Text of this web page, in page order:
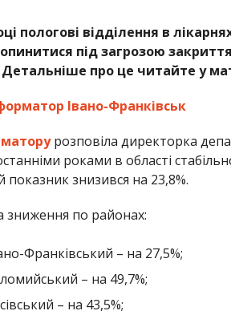
пологові відділення в
під загрозою
Детальніше про це читайте у
Івано-Франківськ
розповіла директорка
роками в області
показник знизився на 23,8%.
зниження по районах:
Франківський – на 27,5%;
– на 49,7%;
– на 43,5%;